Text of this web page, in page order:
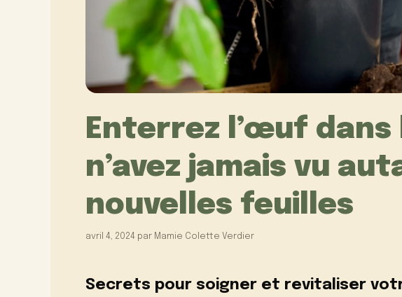
Enterrez l’œuf dans
n’avez jamais vu
nouvelles feuilles
avril 4, 2024 par Mamie Colette Verdier
Secrets pour soigner et revitaliser